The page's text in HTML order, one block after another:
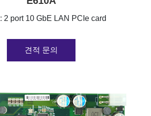
2 port 10 GbE LAN PCIe card
견적 문의